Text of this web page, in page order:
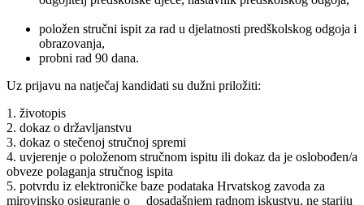
položen stručni ispit za rad u djelatnosti predškolskog odgoja i
obrazovanja,
probni rad 90 dana.
Uz prijavu na natječaj kandidati su dužni priložiti:
1. životopis
2. dokaz o državljanstvu
3. dokaz o stečenoj stručnoj spremi
4. uvjerenje o položenom stručnom ispitu ili dokaz da je oslobođen/a
obveze polaganja stručnog ispita
5. potvrdu iz elektroničke baze podataka Hrvatskog zavoda za
mirovinsko osiguranje o dosadašnjem radnom iskustvu, ne stariju